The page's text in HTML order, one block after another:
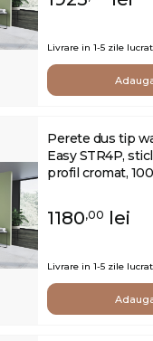
Livrare in 1-5 zile
Perete dus tip
Easy STR4P,
profil cromat,
1180,00 lei
Livrare in 1-5 zile